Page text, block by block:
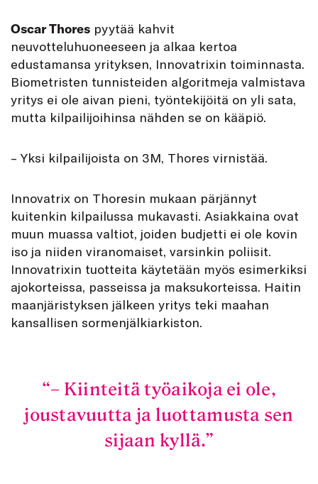
Oscar Thores pyytää kahvit
neuvotteluhuoneeseen ja alkaa kertoa
edustamansa yrityksen, Innovatrixin toiminnasta.
Biometristen tunnisteiden algoritmeja valmistava
yritys ei ole aivan pieni, työntekijöitä on yli sata,
mutta kilpailijoihinsa nähden se on kääpiö.
– Yksi kilpailijoista on 3M, Thores virnistää.
Innovatrix on Thoresin mukaan pärjännyt
kuitenkin kilpailussa mukavasti. Asiakkaina ovat
muun muassa valtiot, joiden budjetti ei ole kovin
iso ja niiden viranomaiset, varsinkin poliisit.
Innovatrixin tuotteita käytetään myös esimerkiksi
ajokorteissa, passeissa ja maksukorteissa. Haitin
maanjäristyksen jälkeen yritys teki maahan
kansallisen sormenjälkiarkiston.
– Kiinteitä työaikoja ei ole,
joustavuutta ja luottamusta sen
sijaan kyllä.